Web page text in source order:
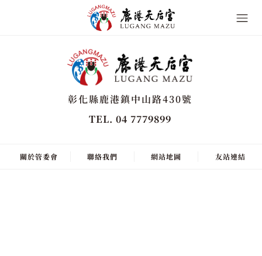
彰化縣鹿港鎮中山路430號
TEL. 04 7779899
關於管委會 聯絡我們 網站地圖 友站連結